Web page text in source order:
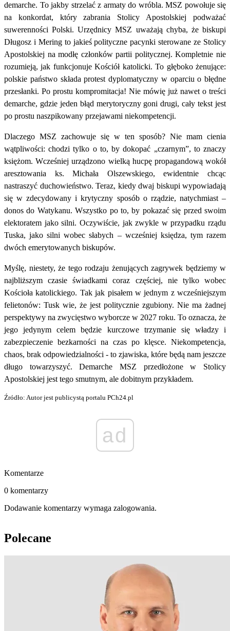
demarche. To jakby strzelać z armaty do wróbla. MSZ powołuje się
na konkordat, który zabrania Stolicy Apostolskiej podważać
suwerenności Polski. Urzędnicy MSZ uważają chyba, że biskupi
Długosz i Mering to jakieś polityczne pacynki sterowane ze Stolicy
Apostolskiej na modłę członków partii politycznej. Kompletnie nie
rozumieją, jak funkcjonuje Kościół katolicki. To głęboko żenujące:
polskie państwo składa protest dyplomatyczny w oparciu o błędne
przesłanki. Po prostu kompromitacja! Nie mówię już nawet o treści
demarche, gdzie jeden błąd merytoryczny goni drugi, cały tekst jest
po prostu naszpikowany przejawami niekompetencji.
Dlaczego MSZ zachowuje się w ten sposób? Nie mam cienia
wątpliwości: chodzi tylko o to, by dokopać „czarnym”, to znaczy
księżom. Wcześniej urządzono wielką hucpę propagandową wokół
aresztowania ks. Michała Olszewskiego, ewidentnie chcąc
nastraszyć duchowieństwo. Teraz, kiedy dwaj biskupi wypowiadają
się w zdecydowany i krytyczny sposób o rządzie, natychmiast –
donos do Watykanu. Wszystko po to, by pokazać się przed swoim
elektoratem jako silni. Oczywiście, jak zwykle w przypadku rządu
Tuska, jako silni wobec słabych – wcześniej księdza, tym razem
dwóch emerytowanych biskupów.
Myślę, niestety, że tego rodzaju żenujących zagrywek będziemy w
najbliższym czasie świadkami coraz częściej, nie tylko wobec
Kościoła katolickiego. Tak jak pisałem w jednym z wcześniejszym
felietonów: Tusk wie, że jest politycznie zgubiony. Nie ma żadnej
perspektywy na zwycięstwo wyborcze w 2027 roku. To oznacza, że
jego jedynym celem będzie kurczowe trzymanie się władzy i
zabezpieczenie bezkarności na czas po klęsce. Niekompetencja,
chaos, brak odpowiedzialności - to zjawiska, które będą nam jeszcze
długo towarzyszyć. Demarche MSZ przedłożone w Stolicy
Apostolskiej jest tego smutnym, ale dobitnym przykładem.
Źródło: Autor jest publicystą portalu PCh24.pl
ad
Komentarze
0 komentarzy
Dodawanie komentarzy wymaga zalogowania.
Polecane